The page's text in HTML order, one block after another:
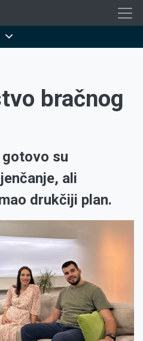
bračnog
su
ali
drukčiji plan.